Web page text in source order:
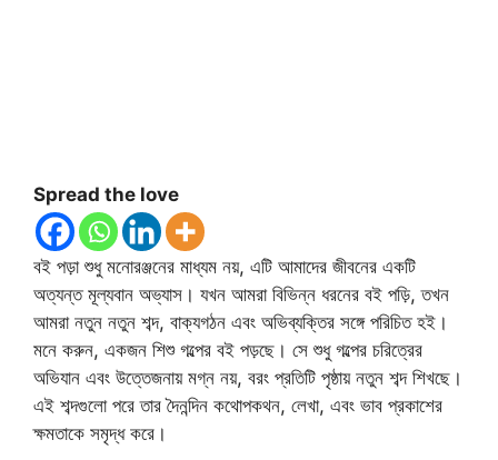
Spread the love
বই পড়া শুধু মনোরঞ্জনের মাধ্যম নয়, এটি আমাদের জীবনের একটি
অত্যন্ত মূল্যবান অভ্যাস। যখন আমরা বিভিন্ন ধরনের বই পড়ি, তখন
আমরা নতুন নতুন শব্দ, বাক্যগঠন এবং অভিব্যক্তির সঙ্গে পরিচিত হই।
মনে করুন, একজন শিশু গল্পের বই পড়ছে। সে শুধু গল্পের চরিত্রের
অভিযান এবং উত্তেজনায় মগ্ন নয়, বরং প্রতিটি পৃষ্ঠায় নতুন শব্দ শিখছে।
এই শব্দগুলো পরে তার দৈনন্দিন কথোপকথন, লেখা, এবং ভাব প্রকাশের
ক্ষমতাকে সমৃদ্ধ করে।